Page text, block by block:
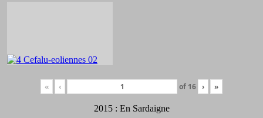
« ‹ of 16 › »
2015 : En Sardaigne